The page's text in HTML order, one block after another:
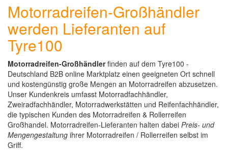
Motorradreifen-Großhändler
werden Lieferanten auf
Tyre100
Motorradreifen-Großhändlerfinden auf dem Tyre100 -
Deutschland B2B online Marktplatz einen geeigneten Ort schnell
und kostengünstig große Mengen an Motorradreifen abzusetzen.
Unser Kundenkreis umfasst Motorradfachhändler,
Zweiradfachhändler, Motorradwerkstätten und Reifenfachhändler,
die typischen Kunden des Motorradreifen & Rollerreifen
Großhandel. Motorradreifen-Lieferanten halten dabei Preis- und
Mengengestaltung ihrer Motorradreifen / Rollerreifen selbst im
Griff.